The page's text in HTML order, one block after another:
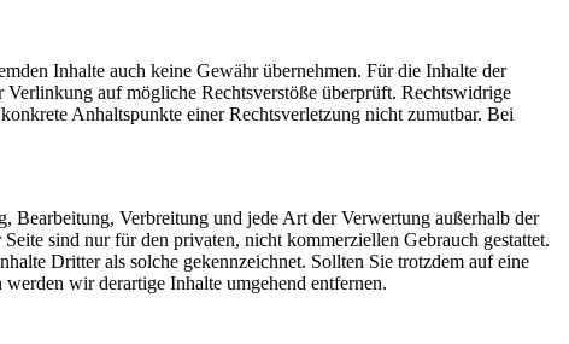
Inhalte auch keine Gewähr übernehmen. Für die Inhalte der
auf mögliche Rechtsverstöße überprüft. Rechtswidrige
Anhaltspunkte einer Rechtsverletzung nicht zumutbar. Bei
Bearbeitung, Verbreitung und jede Art der Verwertung außerhalb der
sind nur für den privaten, nicht kommerziellen Gebrauch gestattet.
Dritter als solche gekennzeichnet. Sollten Sie trotzdem auf eine
wir derartige Inhalte umgehend entfernen.